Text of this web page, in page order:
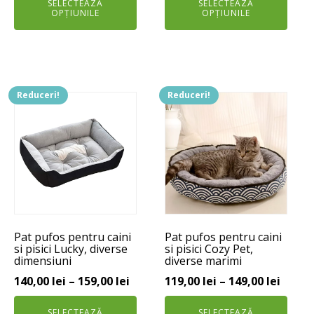
SELECTEAZĂ
OPȚIUNILE
fost:
este:
SELECTEAZĂ
OPȚIUNILE
Reduceri!
Pat pufos pentru caini
si pisici Lucky, diverse
dimensiuni
140,00 lei – 159,00 lei Interval
de
Acest
are
mai
multe
variații.
fi
alese
în
pagina
produsului.
Reduceri!
Pat pufos pentru caini
si pisici Cozy Pet,
diverse marimi
119,00 lei – 149,00 lei
de
Acest
produs
are
mai
multe
variații.
Opțiunile
fi
alese
în
pagina
produsului.